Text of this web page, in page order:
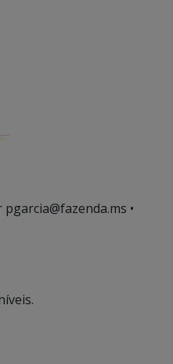
pgarcia@fazenda.ms •